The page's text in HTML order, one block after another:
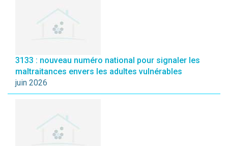
3133 : nouveau numéro national pour signaler les
maltraitances envers les adultes vulnérables
juin 2026